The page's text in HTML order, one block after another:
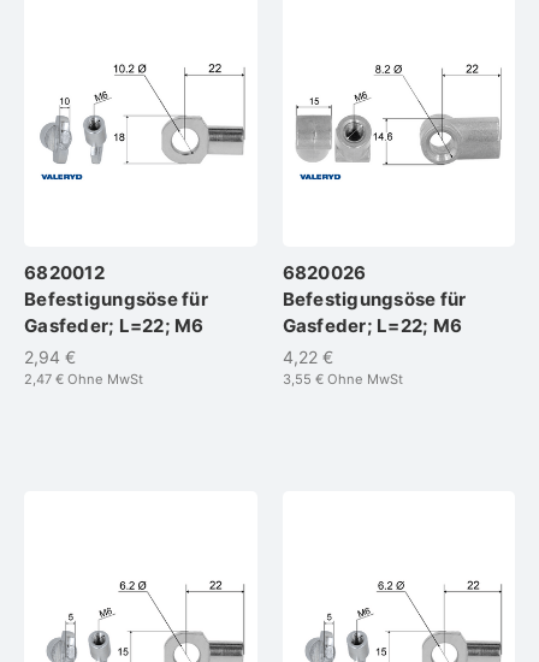
6820012
Befestigungsöse für
Gasfeder; L=22; M6
2,94 €
2,47 € Ohne MwSt
6820026
Befestigungsöse für
Gasfeder; L=22; M6
4,22 €
3,55 €Ohne MwSt